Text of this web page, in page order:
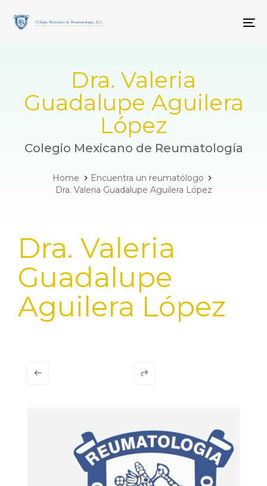
links
primary
Dra. Valeria
Guadalupe Aguilera
López
Colegio Mexicano de Reumatología
Home
Encuentra un reumatólogo
Dra. Valeria Guadalupe Aguilera López
Dra. Valeria
Guadalupe
Aguilera López